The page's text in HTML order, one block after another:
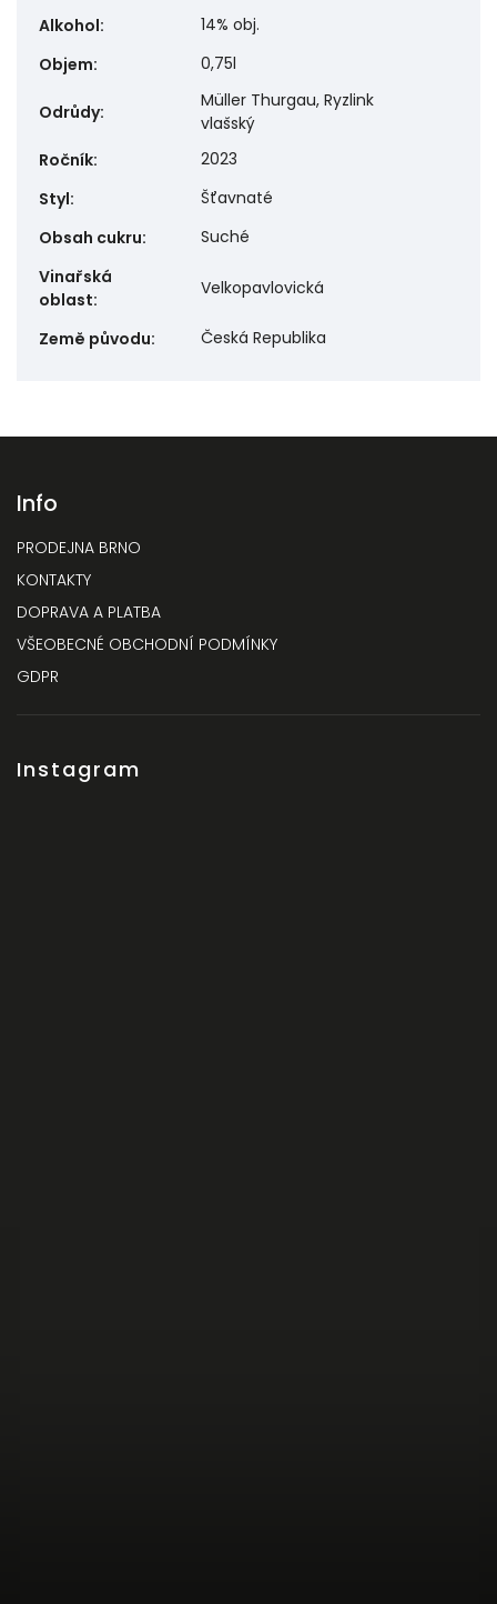
Alkohol:
14% obj.
Objem: 0,75l
Odrůdy:
Müller Thurgau, Ryzlink
vlašský
Ročník:
2023
Styl:
Šťavnaté
Obsah cukru:
Suché
Vinařská
oblast:
Velkopavlovická
Země původu: Česká Republika
Info
PRODEJNA BRNO
KONTAKTY
DOPRAVA A PLATBA
VŠEOBECNÉ OBCHODNÍ PODMÍNKY
GDPR
Instagram